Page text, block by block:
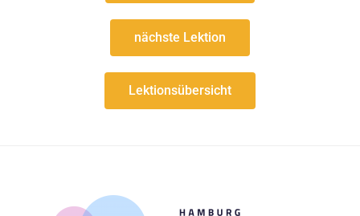
nächste Lektion
Lektionsübersicht